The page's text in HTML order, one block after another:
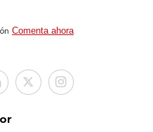
Comenta ahora